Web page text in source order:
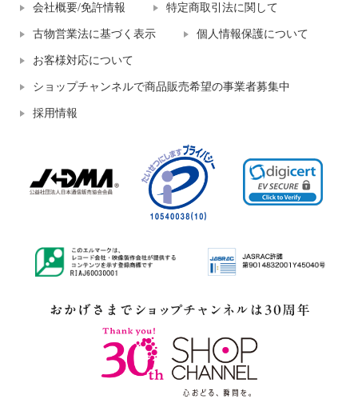
会社概要/免許情報 特定商取引法に関して
古物営業法に基づく表示 個人情報保護について
お客様対応について
ショップチャンネルで商品販売希望の事業者募集中
採用情報